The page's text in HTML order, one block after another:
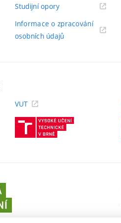
Studijní opory(externí
Informace o zpracování
osobních údajů(externí
VUT
(externí
stavební
VUT